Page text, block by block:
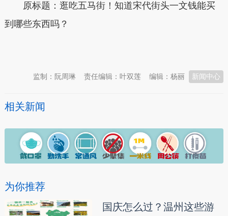
原标题：逛吃五马街！知道宋代街头一文钱能买
到哪些东西吗？
新闻中心
编辑：杨丽
责任编辑：叶双莲
监制：阮周琳
相关新闻
为你推荐
国庆怎么过？温州这些游